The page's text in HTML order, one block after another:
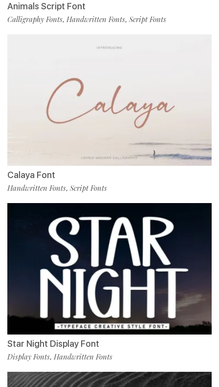
Animals Script Font
Calligraphy Fonts, Handwritten Fonts, Script Fonts
Calaya Font
Handwritten Fonts, Script Fonts
Star Night Display Font
Display Fonts, Handwritten Fonts